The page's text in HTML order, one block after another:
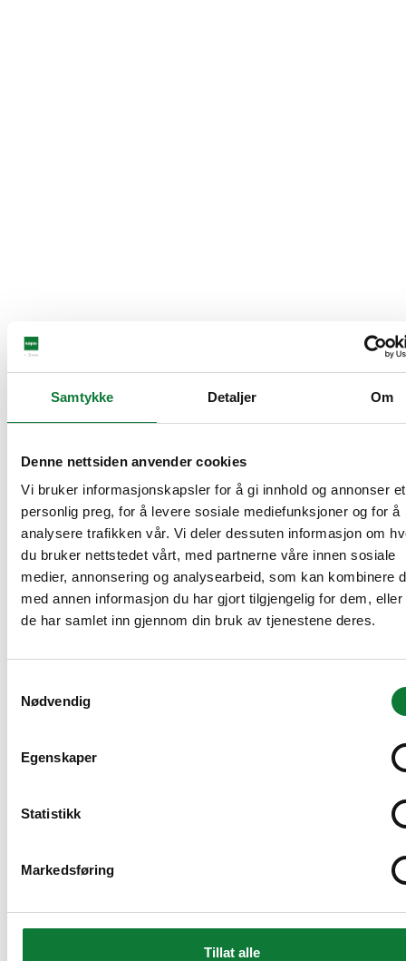
Samtykke Detaljer Om
Denne nettsiden anvender cookies
Vi bruker informasjonskapsler for å gi innhold og annonser et
personlig preg, for å levere sosiale mediefunksjoner og for å
analysere trafikken vår. Vi deler dessuten informasjon om
du bruker nettstedet vårt, med partnerne våre innen sosiale
medier, annonsering og analysearbeid, som kan kombinere
med annen informasjon du har gjort tilgjengelig for dem,
de har samlet inn gjennom din bruk av tjenestene deres.
Nødvendig
Egenskaper
Statistikk
Markedsføring
Tillat alle